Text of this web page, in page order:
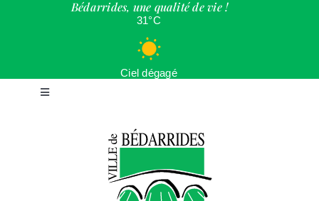
Bédarrides, une qualité de vie !
31°C
Ciel dégagé
Toggle